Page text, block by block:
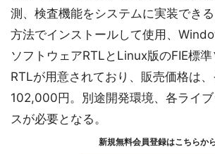
測、検査機能をシステムに実装でき
方法でインストールして使用、
ソフトウェアRTLとLinux版のFIE標
RTLが用意されており、販売価格は
102,000円。別途開発環境、各ライ
スが必要となる。
新規無料会員登録はこちらか